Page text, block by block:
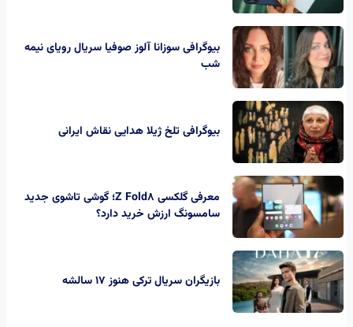
بیوگرافی سوزانا آلوز صوفیا سریال رویای نیمه
شب
بیوگرافی تلخ ژیلا هدایی نقاش ایرانی
معرفی گلکسی Z Fold8؛ گوشی تاشوی جدید
سامسونگ ارزش خرید دارد؟
بازیگران سریال ترکی هنوز ۱۷ سالشه